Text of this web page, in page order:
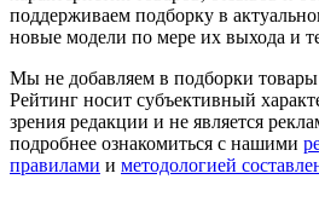
поддерживаем подборку в
новые модели по мере их выхода и
Мы не добавляем в подборки
Рейтинг носит субъективный
зрения редакции и не является
подробнее ознакомиться с нашими
правилами и методологией